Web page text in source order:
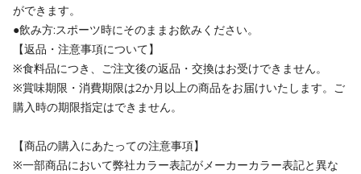
ができます。
●飲み方:スポーツ時にそのままお飲みください。
【返品・注意事項について】
※食料品につき、ご注文後の返品・交換はお受けできません。
※賞味期限・消費期限は2か月以上の商品をお届けいたします。ご
購入時の期限指定はできません。
【商品の購入にあたっての注意事項】
※一部商品において弊社カラー表記がメーカーカラー表記と異な